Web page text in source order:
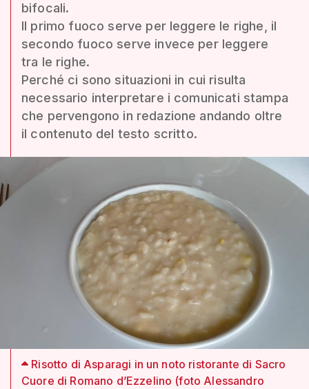
bifocali.
Il primo fuoco serve per leggere le righe, il
secondo fuoco serve invece per leggere
tra le righe.
Perché ci sono situazioni in cui risulta
necessario interpretare i comunicati stampa
che pervengono in redazione andando oltre
il contenuto del testo scritto.
Risotto di Asparagi in un noto ristorante di Sacro
Cuore di Romano d’Ezzelino (foto Alessandro